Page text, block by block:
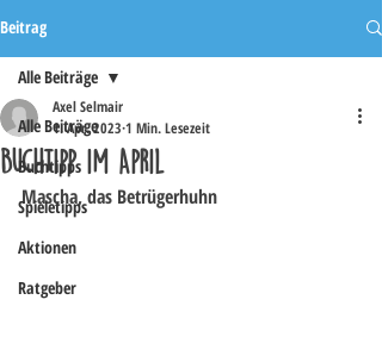
Beitrag
Alle Beiträge
Buchtipps
Spieletipps
Aktionen
Ratgeber
Alle Beiträge
Buchtipp im April
Axel Selmair
1. Apr. 2023 1 Min. Lesezeit
Mascha, das Betrügerhuhn